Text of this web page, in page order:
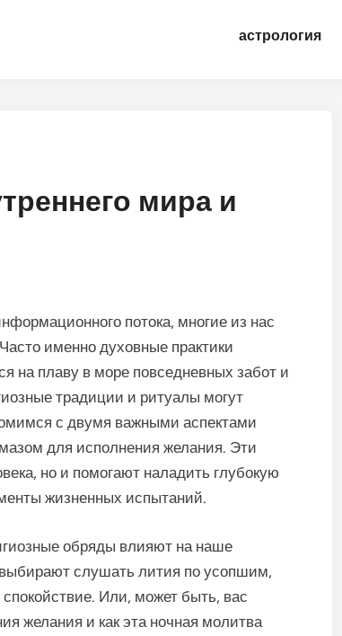
астрология
мира и
потока, многие из нас
именно духовные практики
на плаву в море повседневных забот и
традиции и ритуалы могут
с двумя важными аспектами
для исполнения желания. Эти
но и помогают наладить глубокую
жизненных испытаний.
обряды влияют на наше
слушать лития по усопшим,
Или, может быть, вас
желания и как эта ночная молитва